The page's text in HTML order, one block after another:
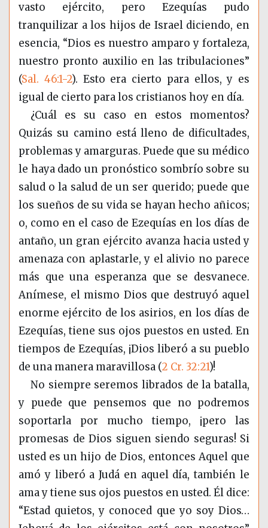
vasto ejército, pero Ezequías pudo
tranquilizar a los hijos de Israel diciendo, en
esencia, “Dios es nuestro amparo y fortaleza,
nuestro pronto auxilio en las tribulaciones”
(Sal. 46:1-2). Esto era cierto para ellos, y es
igual de cierto para los cristianos hoy en día.
¿Cuál es su caso en estos momentos?
Quizás su camino está lleno de dificultades,
problemas y amarguras. Puede que su médico
le haya dado un pronóstico sombrío sobre su
salud o la salud de un ser querido; puede que
los sueños de su vida se hayan hecho añicos;
o, como en el caso de Ezequías en los días de
antaño, un gran ejército avanza hacia usted y
amenaza con aplastarle, y el alivio no parece
más que una esperanza que se desvanece.
Anímese, el mismo Dios que destruyó aquel
enorme ejército de los asirios, en los días de
Ezequías, tiene sus ojos puestos en usted. En
tiempos de Ezequías, ¡Dios liberó a su pueblo
de una manera maravillosa (2 Cr. 32:21)!
No siempre seremos librados de la batalla,
y puede que pensemos que no podremos
soportarla por mucho tiempo, ¡pero las
promesas de Dios siguen siendo seguras! Si
usted es un hijo de Dios, entonces Aquel que
amó y liberó a Judá en aquel día, también le
ama y tiene sus ojos puestos en usted. Él dice:
“Estad quietos, y conoced que yo soy Dios…